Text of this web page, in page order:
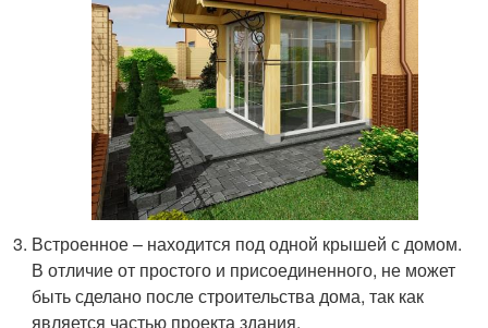
Встроенное – находится под одной крышей с домом.
В отличие от простого и присоединенного, не может
быть сделано после строительства дома, так как
является частью проекта здания.